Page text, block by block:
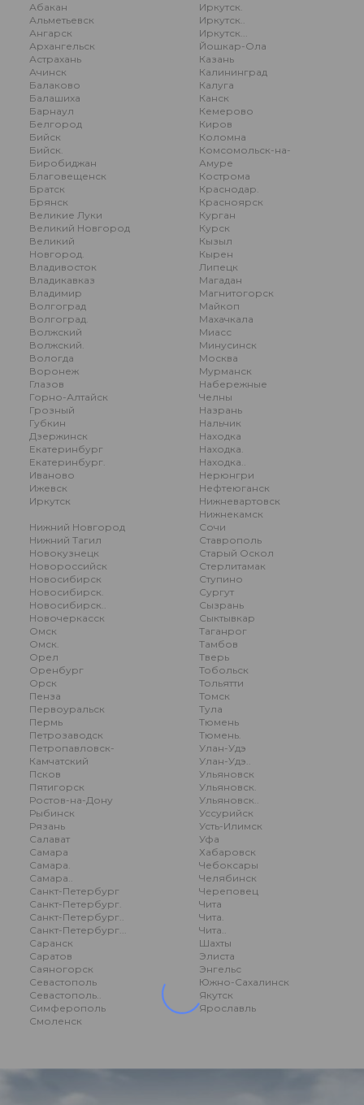
Абакан
Альметьевск
Ангарск
Архангельск
Астрахань
Ачинск
Балаково
Балашиха
Барнаул
Белгород
Бийск
Бийск.
Биробиджан
Благовещенск
Братск
Брянск
Великие Луки
Великий Новгород
Великий
Новгород.
Владивосток
Владикавказ
Владимир
Волгоград
Волгоград.
Волжский
Волжский.
Вологда
Воронеж
Глазов
Горно-Алтайск
Грозный
Губкин
Дзержинск
Екатеринбург
Екатеринбург.
Иваново
Ижевск
Иркутск
Иркутск.
Иркутск..
Иркутск...
Йошкар-Ола
Казань
Калининград
Калуга
Канск
Кемерово
Киров
Коломна
Комсомольск-на-
Амуре
Кострома
Краснодар.
Красноярск
Курган
Курск
Кызыл
Кырен
Липецк
Магадан
Магнитогорск
Майкоп
Махачкала
Миасс
Минусинск
Москва
Мурманск
Набережные
Челны
Назрань
Нальчик
Находка
Находка.
Находка..
Нерюнгри
Нефтеюганск
Нижневартовск
Нижнекамск
Нижний Новгород
Нижний Тагил
Новокузнецк
Новороссийск
Новосибирск
Новосибирск.
Новосибирск..
Новочеркасск
Омск
Омск.
Орел
Оренбург
Орск
Пенза
Первоуральск
Пермь
Петрозаводск
Петропавловск-
Камчатский
Псков
Пятигорск
Ростов-на-Дону
Рыбинск
Рязань
Салават
Самара
Самара.
Самара..
Санкт-Петербург
Санкт-Петербург.
Санкт-Петербург..
Санкт-Петербург...
Саранск
Саратов
Саяногорск
Севастополь
Севастополь..
Симферополь
Смоленск
Сочи
Ставрополь
Старый Оскол
Стерлитамак
Ступино
Сургут
Сызрань
Сыктывкар
Таганрог
Тамбов
Тверь
Тобольск
Тольятти
Томск
Тула
Тюмень
Тюмень.
Улан-Удэ
Улан-Удэ..
Ульяновск
Ульяновск.
Ульяновск..
Уссурийск
Усть-Илимск
Уфа
Хабаровск
Чебоксары
Челябинск
Череповец
Чита
Чита.
Чита..
Шахты
Элиста
Энгельс
Южно-Сахалинск
Якутск
Ярославль